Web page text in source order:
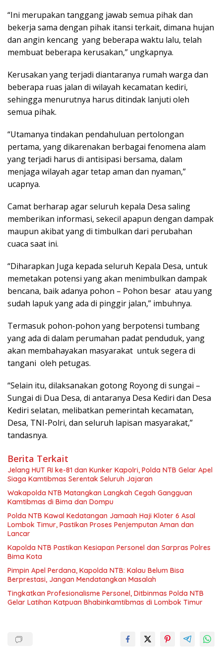
“Ini merupakan tanggang jawab semua pihak dan
bekerja sama dengan pihak itansi terkait, dimana hujan
dan angin kencang yang beberapa waktu lalu, telah
membuat beberapa kerusakan,” ungkapnya.
Kerusakan yang terjadi diantaranya rumah warga dan
beberapa ruas jalan di wilayah kecamatan kediri,
sehingga menurutnya harus ditindak lanjuti oleh
semua pihak.
“Utamanya tindakan pendahuluan pertolongan
pertama, yang dikarenakan berbagai fenomena alam
yang terjadi harus di antisipasi bersama, dalam
menjaga wilayah agar tetap aman dan nyaman,”
ucapnya.
Camat berharap agar seluruh kepala Desa saling
memberikan informasi, sekecil apapun dengan dampak
maupun akibat yang di timbulkan dari perubahan
cuaca saat ini.
“Diharapkan Juga kepada seluruh Kepala Desa, untuk
memetakan potensi yang akan menimbulkan dampak
bencana, baik adanya pohon – Pohon besar atau yang
sudah lapuk yang ada di pinggir jalan,” imbuhnya.
Termasuk pohon-pohon yang berpotensi tumbang
yang ada di dalam perumahan padat penduduk, yang
akan membahayakan masyarakat untuk segera di
tangani oleh petugas.
“Selain itu, dilaksanakan gotong Royong di sungai –
Sungai di Dua Desa, di antaranya Desa Kediri dan Desa
Kediri selatan, melibatkan pemerintah kecamatan,
Desa, TNI-Polri, dan seluruh lapisan masyarakat,”
tandasnya.
Berita Terkait
Jelang HUT RI ke-81 dan Kunker Kapolri, Polda NTB Gelar Apel
Siaga Kamtibmas Serentak Seluruh Jajaran
Wakapolda NTB Matangkan Langkah Cegah Gangguan
Kamtibmas di Bima dan Dompu
Polda NTB Kawal Kedatangan Jamaah Haji Kloter 6 Asal
Lombok Timur, Pastikan Proses Penjemputan Aman dan
Lancar
Kapolda NTB Pastikan Kesiapan Personel dan Sarpras Polres
Bima Kota
Pimpin Apel Perdana, Kapolda NTB: Kalau Belum Bisa
Berprestasi, Jangan Mendatangkan Masalah
Tingkatkan Profesionalisme Personel, Ditbinmas Polda NTB
Gelar Latihan Katpuan Bhabinkamtibmas di Lombok Timur